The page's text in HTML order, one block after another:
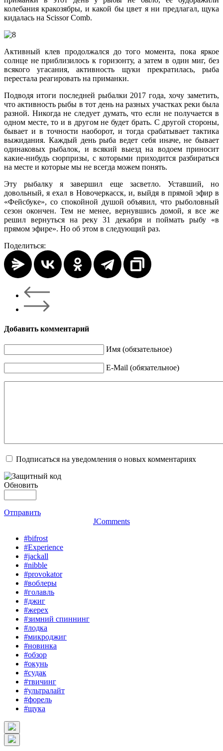
колебания кракозябры, и какой бы цвет я ни предлагал, щука
кидалась на Scissor Comb.
Активный клев продолжался до того момента, пока яркое
солнце не приблизилось к горизонту, а затем в один миг, без
всякого угасания, активность щуки прекратилась, рыба
перестала реагировать на приманки.
Подводя итоги последней рыбалки 2017 года, хочу заметить,
что активность рыбы в тот день на разных участках реки была
разной. Никогда не следует думать, что если не получается в
одном месте, то и в другом не будет брать. С другой стороны,
бывает и в точности наоборот, и тогда срабатывает тактика
выжидания. Каждый день рыба ведет себя иначе, не бывает
одинаковых рыбалок, и всякий выезд на водоем приносит
какие-нибудь сюрпризы, с которыми приходится разбираться
на месте и которые мы не всегда можем понять.
Эту рыбалку я завершил еще засветло. Уставший, но
довольный, я ехал в Новочеркасск, и, выйдя в прямой эфир в
«Фейсбуке», со спокойной душой объявил, что рыболовный
сезон окончен. Тем не менее, вернувшись домой, я все же
решил вернуться на реку 31 декабря и поймать рыбу «в
прямом эфире». Но об этом в следующий раз.
Поделиться:
Добавить комментарий
Имя (обязательное)
E-Mail (обязательное)
Подписаться на уведомления о новых комментариях
Обновить
Отправить
JComments
#bifrost
#Experience
#jackall
#nibble
#provokator
#воблеры
#голавль
#джиг
#жерех
#зимний спиннинг
#лодка
#микроджиг
#новинка
#обзор
#окунь
#судак
#твичинг
#ультралайт
#форель
#щука